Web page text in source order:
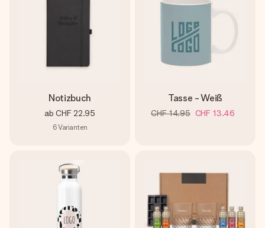
Notizbuch
ab CHF 22.95
6Varianten
Tasse - Weiß
CHF 14.95 CHF 13.46